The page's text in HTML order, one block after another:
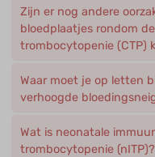
Zijn er nog andere
bloedplaatjes rondom
trombocytopenie (CTP)
Waar moet je op letten
verhoogde
Wat is neonatale
trombocytopenie (nITP)?